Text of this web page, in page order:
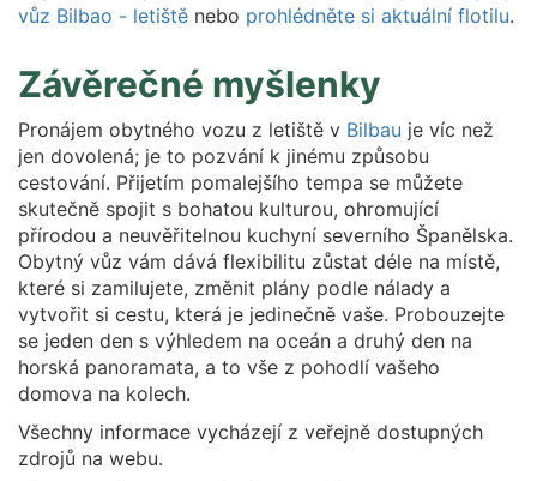
vůz Bilbao - letiště nebo prohlédněte si aktuální flotilu.
Závěrečné myšlenky
Pronájem obytného vozu z letiště v Bilbau je víc než
jen dovolená; je to pozvání k jinému způsobu
cestování. Přijetím pomalejšího tempa se můžete
skutečně spojit s bohatou kulturou, ohromující
přírodou a neuvěřitelnou kuchyní severního Španělska.
Obytný vůz vám dává flexibilitu zůstat déle na místě,
které si zamilujete, změnit plány podle nálady a
vytvořit si cestu, která je jedinečně vaše. Probouzejte
se jeden den s výhledem na oceán a druhý den na
horská panoramata, a to vše z pohodlí vašeho
domova na kolech.
Všechny informace vycházejí z veřejně dostupných
zdrojů na webu.